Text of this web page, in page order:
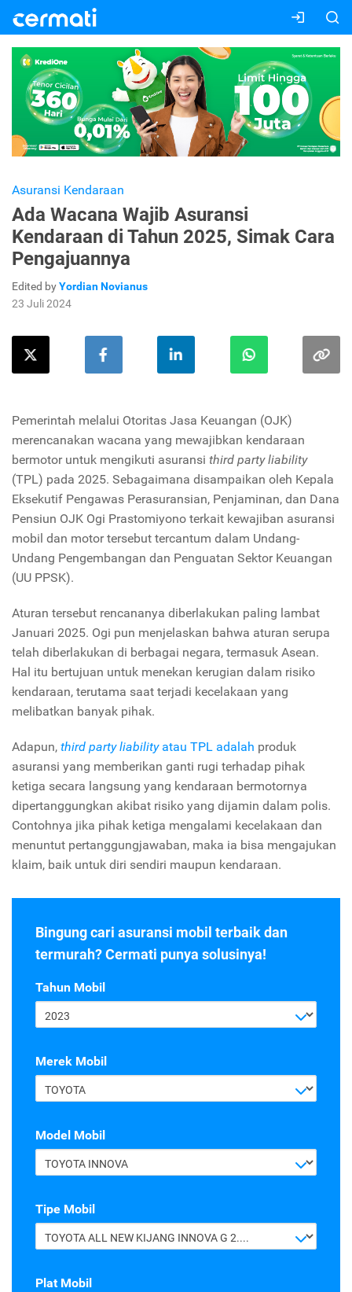
Asuransi Kendaraan
Ada Wacana Wajib Asuransi
Kendaraan di Tahun 2025, Simak Cara
Pengajuannya
Edited byYordian Novianus
23 Juli 2024
Pemerintah melalui Otoritas Jasa Keuangan (OJK)
merencanakan wacana yang mewajibkan kendaraan
bermotor untuk mengikuti asuransi third party liability
(TPL) pada 2025. Sebagaimana disampaikan oleh Kepala
Eksekutif Pengawas Perasuransian, Penjaminan, dan Dana
Pensiun OJK Ogi Prastomiyono terkait kewajiban asuransi
mobil dan motor tersebut tercantum dalam Undang-
Undang Pengembangan dan Penguatan Sektor Keuangan
(UU PPSK).
Aturan tersebut rencananya diberlakukan paling lambat
Januari 2025. Ogi pun menjelaskan bahwa aturan serupa
telah diberlakukan di berbagai negara, termasuk Asean.
Hal itu bertujuan untuk menekan kerugian dalam risiko
kendaraan, terutama saat terjadi kecelakaan yang
melibatkan banyak pihak.
Adapun, third party liabilityatau TPL adalah produk
asuransi yang memberikan ganti rugi terhadap pihak
ketiga secara langsung yang kendaraan bermotornya
dipertanggungkan akibat risiko yang dijamin dalam polis.
Contohnya jika pihak ketiga mengalami kecelakaan dan
menuntut pertanggungjawaban, maka ia bisa mengajukan
klaim, baik untuk diri sendiri maupun kendaraan.
Bingung cari asuransi mobil terbaik dan
termurah? Cermati punya solusinya!
Tahun Mobil
2023
Merek Mobil
TOYOTA
Model Mobil
TOYOTA INNOVA
Tipe Mobil
TOYOTA ALL NEW KIJANG INNOVA G 2.4 A/T DIESEL
Plat Mobil